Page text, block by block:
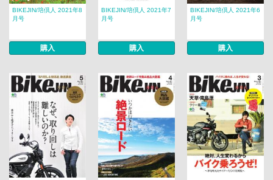
BIKEJIN/培倶人 2021年8
月号
購入
BIKEJIN/培倶人 2021年7
月号
購入
BIKEJIN/培倶人 2021年6
月号
購入